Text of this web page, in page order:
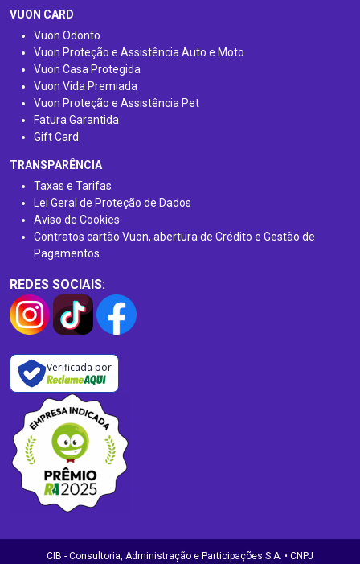
VUON CARD
Vuon Odonto
Vuon Proteção e Assistência Auto e Moto
Vuon Casa Protegida
Vuon Vida Premiada
Vuon Proteção e Assistência Pet
Fatura Garantida
Gift Card
TRANSPARÊNCIA
Taxas e Tarifas
Lei Geral de Proteção de Dados
Aviso de Cookies
Contratos cartão Vuon, abertura de Crédito e Gestão de
Pagamentos
REDES SOCIAIS:
Verificada por
CIB - Consultoria, Administração e Participações S.A. • CNPJ